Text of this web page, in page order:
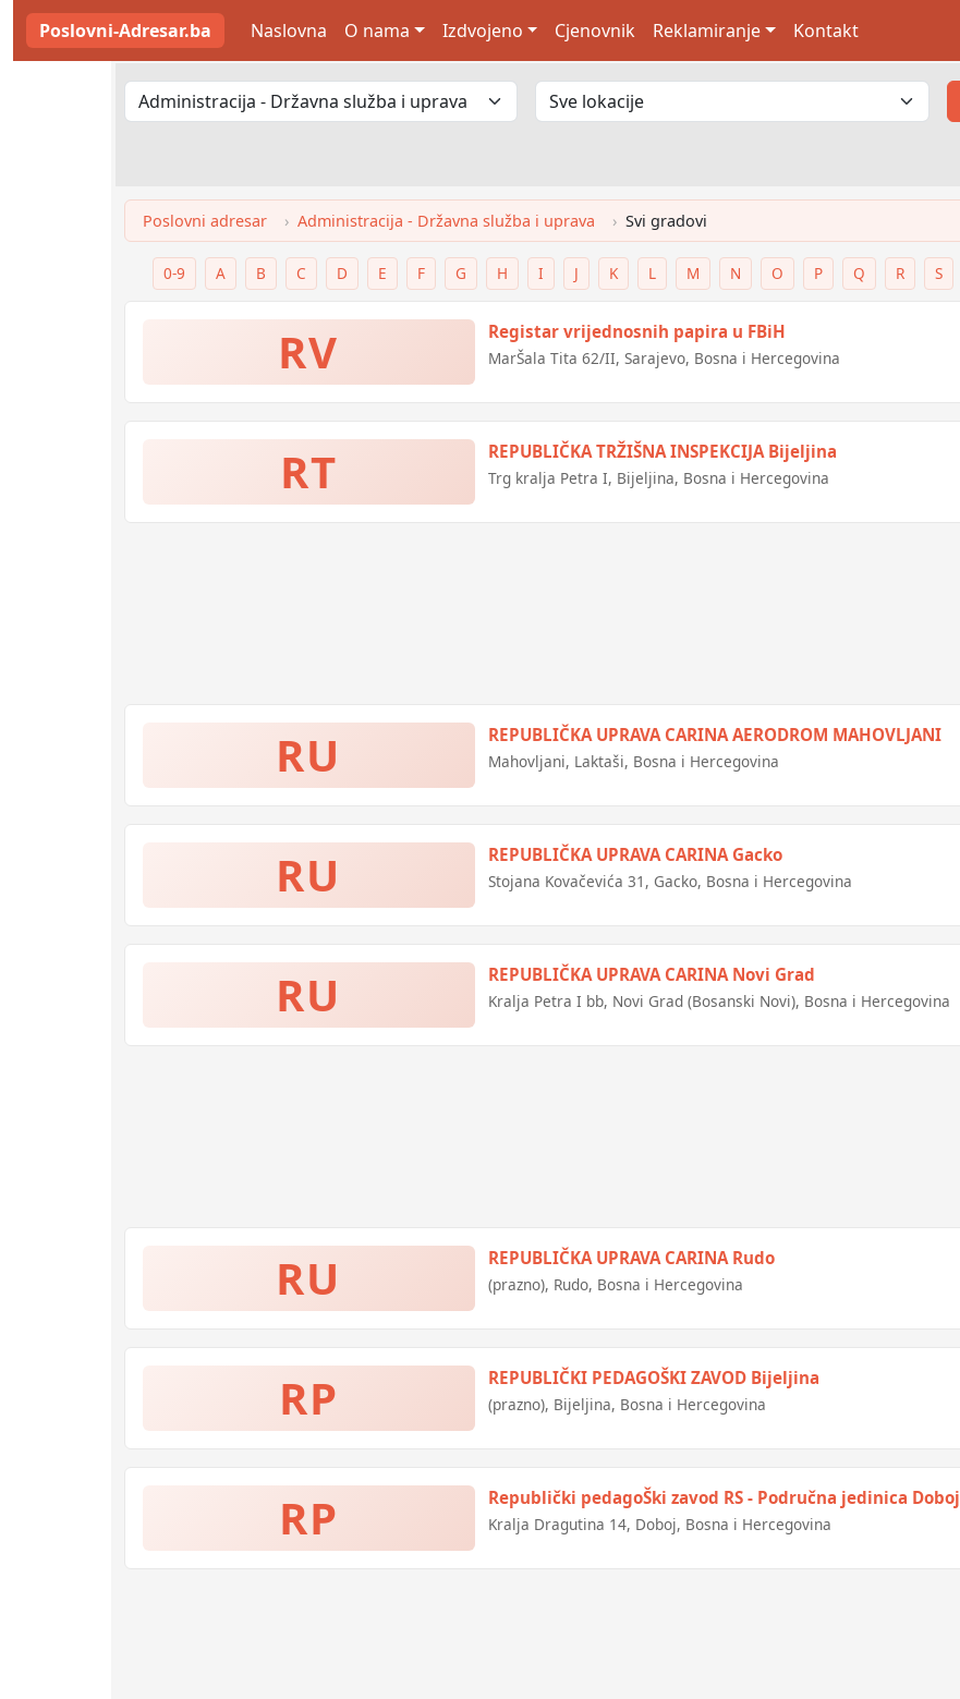
Poslovni-Adresar.ba Naslovna O nama Izdvojeno Cjenovnik Reklamiranje Kontakt
Poslovni adresar Administracija - Državna služba i uprava Svi gradovi
0-9 A B C D E F G H I J K L M N O P Q R S
RV Registar vrijednosnih papira u FBiH
MarŠala Tita 62/II, Sarajevo, Bosna i Hercegovina
RT REPUBLIČKA TRŽIŠNA INSPEKCIJA Bijeljina
Trg kralja Petra I, Bijeljina, Bosna i Hercegovina
RU REPUBLIČKA UPRAVA CARINA AERODROM MAHOVLJANI
Mahovljani, Laktaši, Bosna i Hercegovina
RU REPUBLIČKA UPRAVA CARINA Gacko
Stojana Kovačevića 31, Gacko, Bosna i Hercegovina
RU REPUBLIČKA UPRAVA CARINA Novi Grad
Kralja Petra I bb, Novi Grad (Bosanski Novi), Bosna i Hercegovina
RU REPUBLIČKA UPRAVA CARINA Rudo
(prazno), Rudo, Bosna i Hercegovina
RP REPUBLIČKI PEDAGOŠKI ZAVOD Bijeljina
(prazno), Bijeljina, Bosna i Hercegovina
RP Republički pedagoŠki zavod RS - Područna jedinica Doboj
Kralja Dragutina 14, Doboj, Bosna i Hercegovina